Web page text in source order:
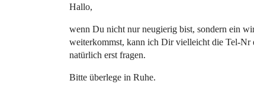
Hallo,
wenn Du nicht nur neugierig bist, sondern ein
weiterkommst, kann ich Dir vielleicht die Tel-Nr
natürlich erst fragen.
Bitte überlege in Ruhe.